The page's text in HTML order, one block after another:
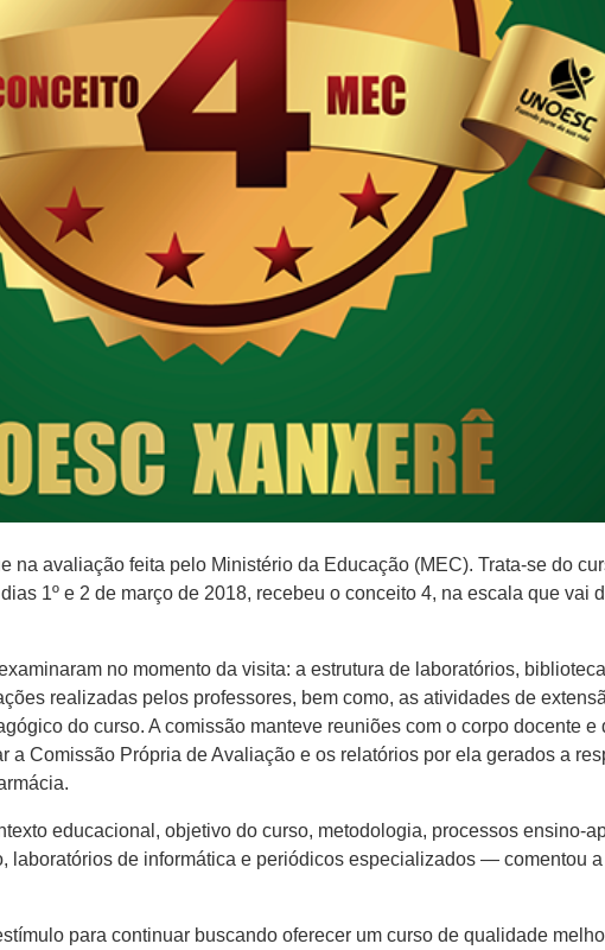
na avaliação feita pelo Ministério da Educação (MEC). Trata-se do
1º e 2 de março de 2018, recebeu o conceito 4, na escala que vai
no momento da visita: a estrutura de laboratórios,
realizadas pelos professores, bem como, as atividades de
do curso. A comissão manteve reuniões com o corpo docente e
a Comissão Própria de Avaliação e os relatórios por ela gerados a
educacional, objetivo do curso, metodologia, processos ensino-
laboratórios de informática e periódicos especializados — comentou
para continuar buscando oferecer um curso de qualidade